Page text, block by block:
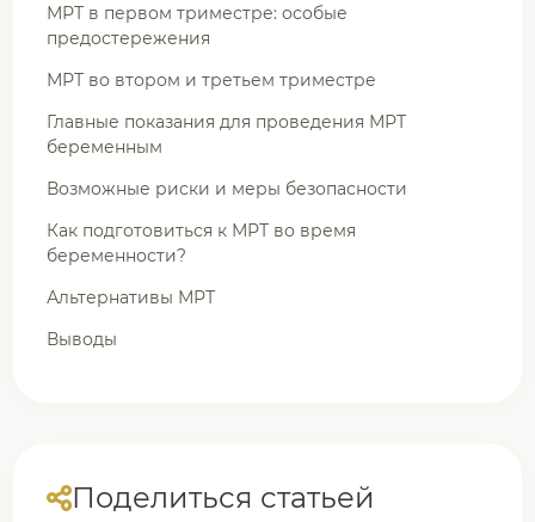
МРТ в первом триместре: особые
предостережения
МРТ во втором и третьем триместре
Главные показания для проведения МРТ
беременным
Возможные риски и меры безопасности
Как подготовиться к МРТ во время
беременности?
Альтернативы МРТ
Выводы
Поделиться статьей